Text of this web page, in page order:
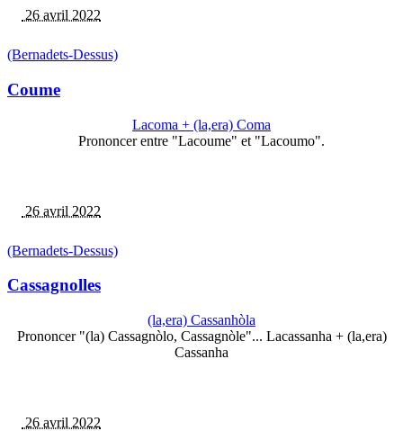
26 avril 2022
(Bernadets-Dessus)
Coume
Lacoma + (la,era) Coma
Prononcer entre "Lacoume" et "Lacoumo".
26 avril 2022
(Bernadets-Dessus)
Cassagnolles
(la,era) Cassanhòla
Prononcer "(la) Cassagnòlo, Cassagnòle"... Lacassanha + (la,era)
Cassanha
26 avril 2022